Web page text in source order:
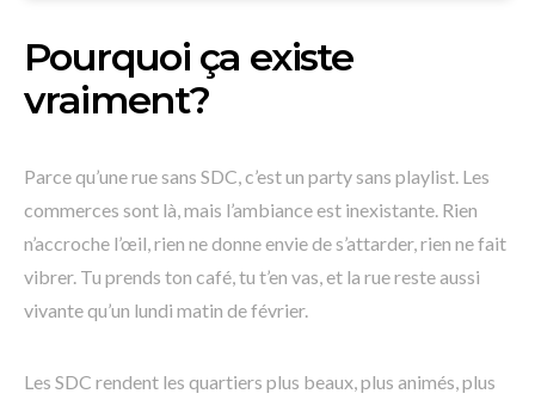
Pourquoi ça existe
vraiment?
Parce qu’une rue sans SDC, c’est un party sans playlist. Les
commerces sont là, mais l’ambiance est inexistante. Rien
n’accroche l’œil, rien ne donne envie de s’attarder, rien ne fait
vibrer. Tu prends ton café, tu t’en vas, et la rue reste aussi
vivante qu’un lundi matin de février.
Les SDC rendent les quartiers plus beaux, plus animés, plus